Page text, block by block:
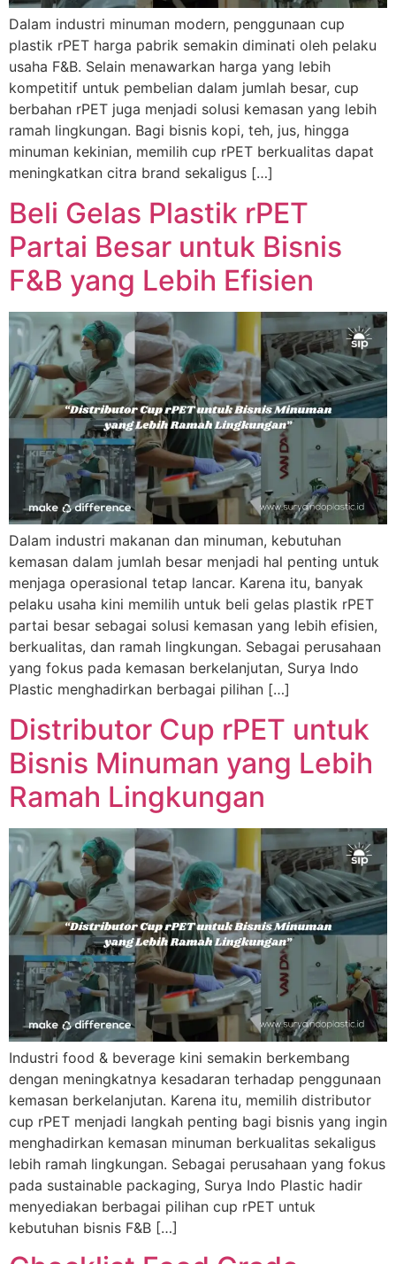
Dalam industri minuman modern, penggunaan cup
plastik rPET harga pabrik semakin diminati oleh pelaku
usaha F&B. Selain menawarkan harga yang lebih
kompetitif untuk pembelian dalam jumlah besar, cup
berbahan rPET juga menjadi solusi kemasan yang lebih
ramah lingkungan. Bagi bisnis kopi, teh, jus, hingga
minuman kekinian, memilih cup rPET berkualitas dapat
meningkatkan citra brand sekaligus […]
Beli Gelas Plastik rPET
Partai Besar untuk Bisnis
F&B yang Lebih Efisien
Dalam industri makanan dan minuman, kebutuhan
kemasan dalam jumlah besar menjadi hal penting untuk
menjaga operasional tetap lancar. Karena itu, banyak
pelaku usaha kini memilih untuk beli gelas plastik rPET
partai besar sebagai solusi kemasan yang lebih efisien,
berkualitas, dan ramah lingkungan. Sebagai perusahaan
yang fokus pada kemasan berkelanjutan, Surya Indo
Plastic menghadirkan berbagai pilihan […]
Distributor Cup rPET untuk
Bisnis Minuman yang Lebih
Ramah Lingkungan
Industri food & beverage kini semakin berkembang
dengan meningkatnya kesadaran terhadap penggunaan
kemasan berkelanjutan. Karena itu, memilih distributor
cup rPET menjadi langkah penting bagi bisnis yang ingin
menghadirkan kemasan minuman berkualitas sekaligus
lebih ramah lingkungan. Sebagai perusahaan yang fokus
pada sustainable packaging, Surya Indo Plastic hadir
menyediakan berbagai pilihan cup rPET untuk
kebutuhan bisnis F&B […]